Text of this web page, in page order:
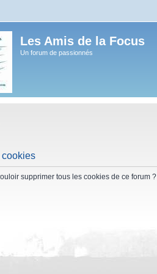
Les Amis de la Focus
Un forum de passionnés
cookies
supprimer tous les cookies de ce forum ?